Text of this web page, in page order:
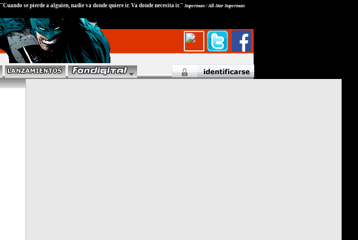
"Cuando se pierde a alguien, nadie va donde quiere ir. Va donde necesita ir." Superman / All-Star Superman